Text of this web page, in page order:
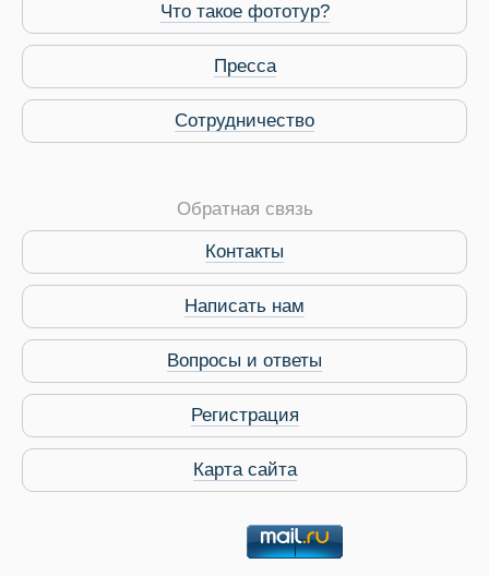
Виза в Индию
Что такое фототур?
Пресса
Сотрудничество
Обратная связь
Контакты
Написать нам
Вопросы и ответы
Регистрация
Карта сайта